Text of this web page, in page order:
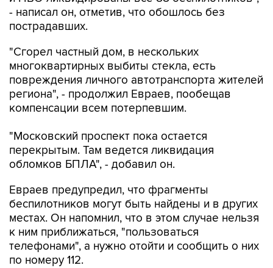
- написал он, отметив, что обошлось без
пострадавших.
"Сгорел частный дом, в нескольких
многоквартирных выбиты стекла, есть
повреждения личного автотранспорта жителей
региона", - продолжил Евраев, пообещав
компенсации всем потерпевшим.
"Московский проспект пока остается
перекрытым. Там ведется ликвидация
обломков БПЛА", - добавил он.
Евраев предупредил, что фрагменты
беспилотников могут быть найдены и в других
местах. Он напомнил, что в этом случае нельзя
к ним приближаться, "пользоваться
телефонами", а нужно отойти и сообщить о них
по номеру 112.